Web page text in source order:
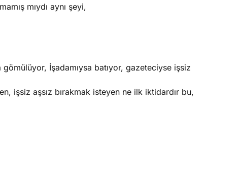
mıydı aynı şeyi,
İşadamıysa batıyor, gazeteciyse işsiz
işsiz aşsız bırakmak isteyen ne ilk iktidardır bu,